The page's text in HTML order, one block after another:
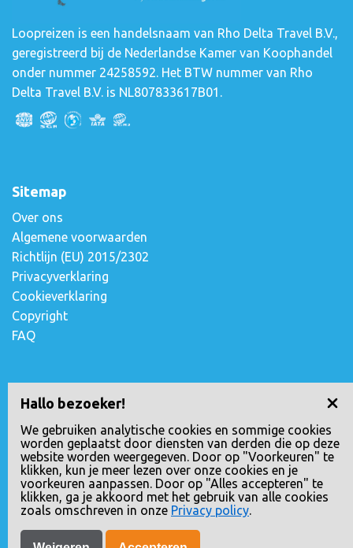
Hallo bezoeker!
We gebruiken analytische cookies en sommige cookies
worden geplaatst door diensten van derden die op deze
website worden weergegeven. Door op "Voorkeuren" te
klikken, kun je meer lezen over onze cookies en je
voorkeuren aanpassen. Door op "Alles accepteren" te
klikken, ga je akkoord met het gebruik van alle cookies
zoals omschreven in onze Privacy policy.
Loopreizen is een handelsnaam van Rho Delta Travel B.V.,
geregistreerd bij de Nederlandse Kamer van Koophandel
onder nummer 24258592. Het BTW nummer van Rho
Delta Travel B.V. is NL807833617B01.
Sitemap
Over ons
Algemene voorwaarden
Richtlijn (EU) 2015/2302
Privacyverklaring
Cookieverklaring
Copyright
FAQ
Contact opnemen
Escudostraat 2
2991 XV Barendrecht, Nederland
010-4971180
info@loopreizen.nl
KVK nr.: 24258592